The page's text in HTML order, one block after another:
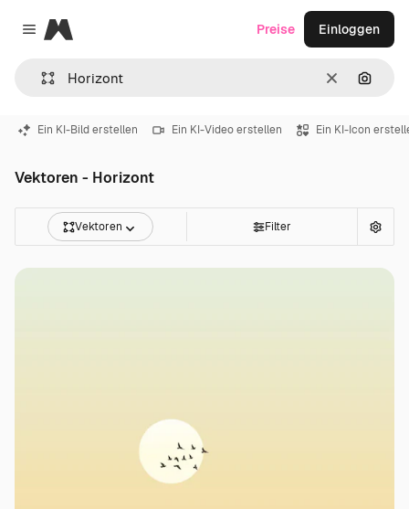
Close menu
Magnific
LöschenNach
Preise Einloggen
Ein KI-Bild erstellen Ein KI-Video erstellen Ein KI-Icon
Vektoren - Horizont
Vektoren Filter